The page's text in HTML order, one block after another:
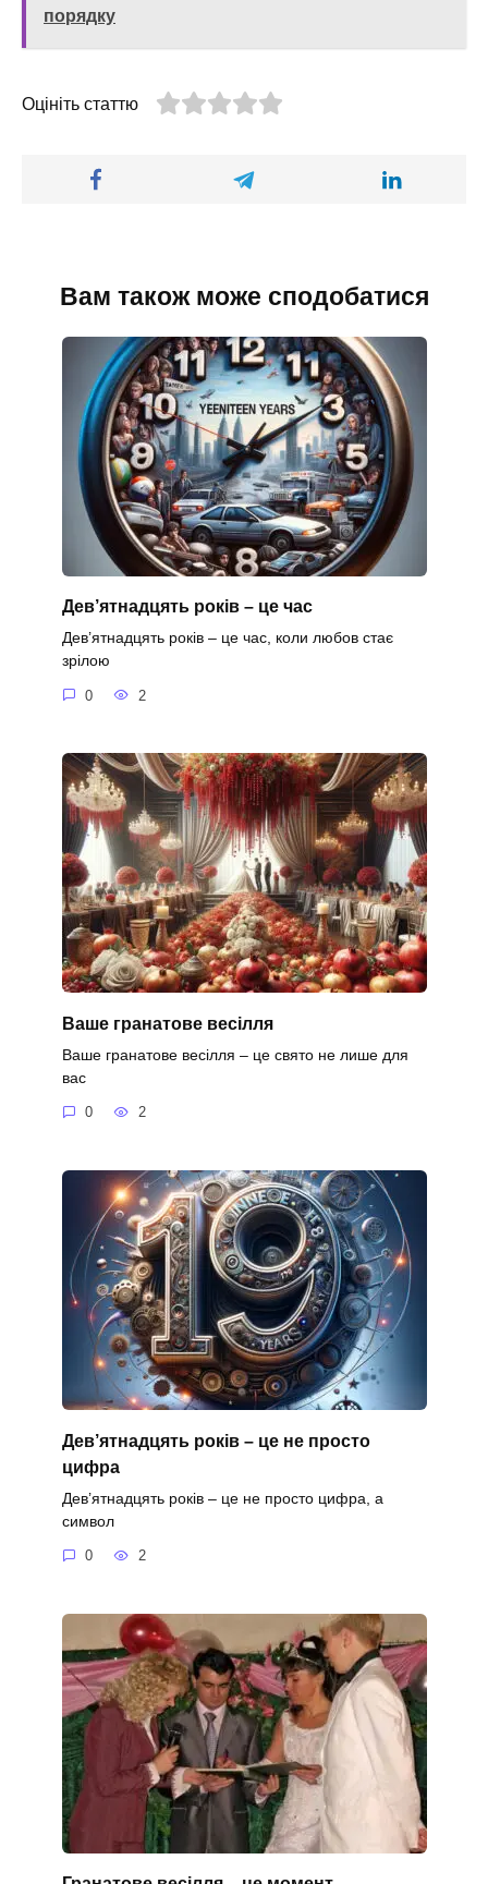
порядку
Оцініть статтю
Вам також може сподобатися
Дев’ятнадцять років – це час
Дев’ятнадцять років – це час, коли любов стає
зрілою
0 2
Ваше гранатове весілля
Ваше гранатове весілля – це свято не лише для
вас
0 2
Дев’ятнадцять років – це не просто
цифра
Дев’ятнадцять років – це не просто цифра, а
символ
0 2